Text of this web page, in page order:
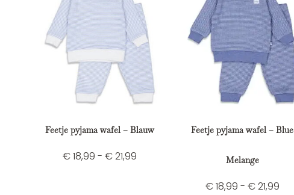
Feetje pyjama wafel – Blauw
€18,99 - €21,99
Feetje pyjama wafel – Blue
Melange
€18,99 - €21,99